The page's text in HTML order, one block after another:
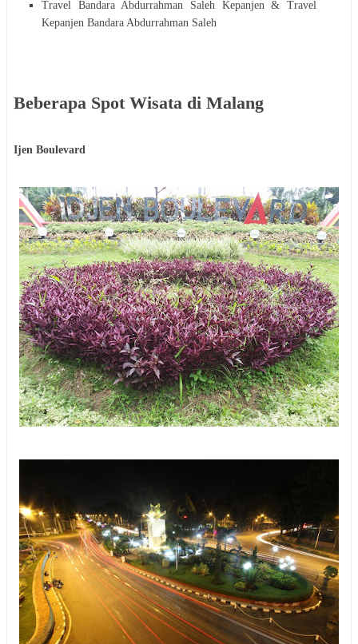
Travel Bandara Abdurrahman Saleh Kepanjen & Travel
Kepanjen Bandara Abdurrahman Saleh
Beberapa Spot Wisata di Malang
Ijen Boulevard